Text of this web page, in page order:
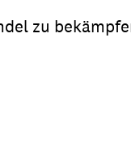
zu